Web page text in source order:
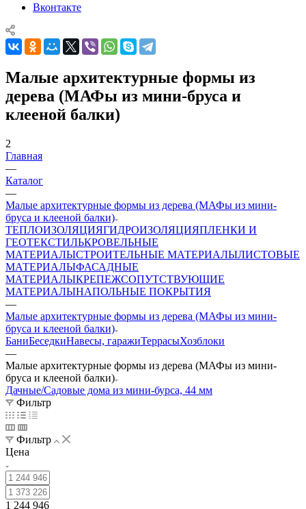
Вконтакте
Малые архитектурные формы из
дерева (МАФы из мини-бруса и
клееной балки)
2
Главная
—
Каталог
—
Малые архитектурные формы из дерева (МАФы из мини-
бруса и клееной балки)
ТЕПЛОИЗОЛЯЦИЯГИДРОИЗОЛЯЦИЯПЛЕНКИ И
ГЕОТЕКСТИЛЬКРОВЕЛЬНЫЕ
МАТЕРИАЛЫСТРОИТЕЛЬНЫЕ МАТЕРИАЛЫЛИСТОВЫЕ
МАТЕРИАЛЫФАСАДНЫЕ
МАТЕРИАЛЫКРЕПЕЖСОПУТСТВУЮЩИЕ
МАТЕРИАЛЫНАПОЛЬНЫЕ ПОКРЫТИЯ
—
Малые архитектурные формы из дерева (МАФы из мини-
бруса и клееной балки)
БаниБеседкиНавесы, гаражиТеррасыХозблоки
—
Малые архитектурные формы из дерева (МАФы из мини-
бруса и клееной балки)
Дачные/Садовые дома из мини-бурса, 44 мм
Фильтр
Фильтр
Цена
1 244 946